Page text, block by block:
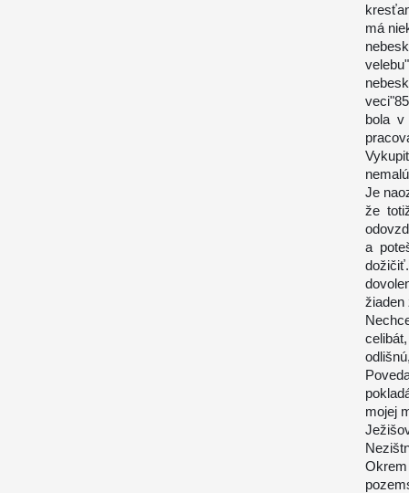
má
bola
Je
že
a
žiaden
mojej